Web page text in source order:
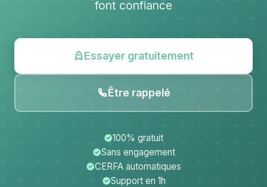
font confiance
Essayer gratuitement
Être rappelé
100% gratuit
Sans engagement
CERFA automatiques
Support en 1h